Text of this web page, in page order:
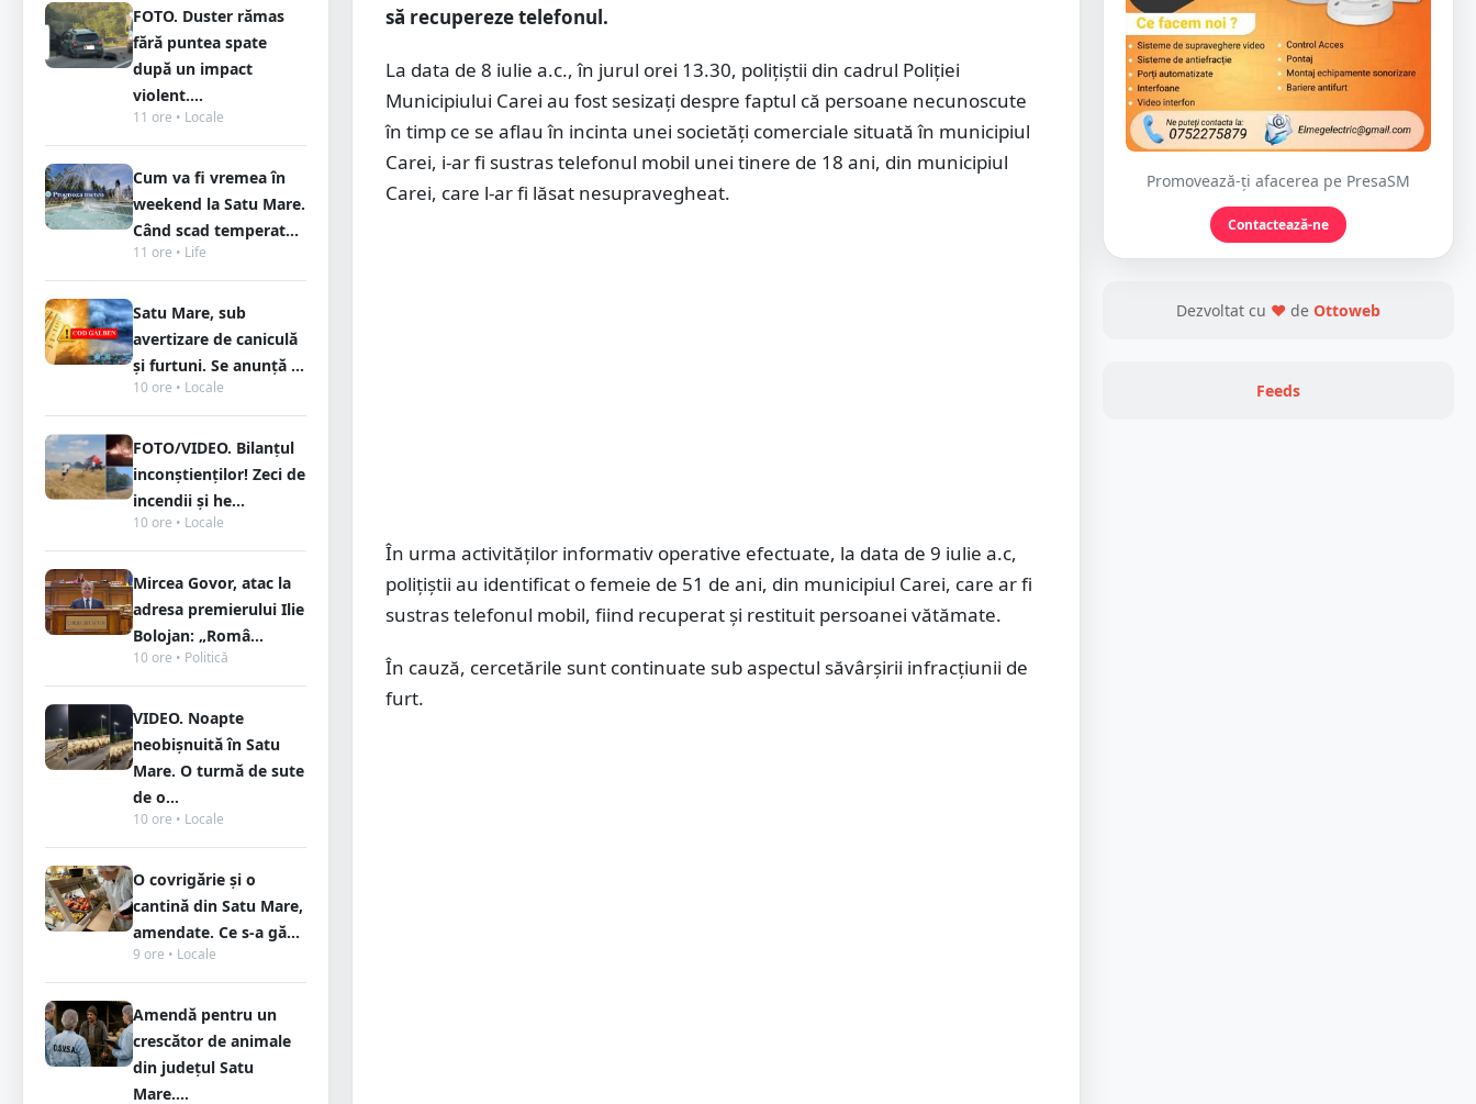
FOTO. Duster rămas
fără puntea spate
după un impact
violent....
11 ore • Locale
Cum va fi vremea în
weekend la Satu Mare.
Când scad temperat...
11 ore • Life
Satu Mare, sub
avertizare de caniculă
și furtuni. Se anunță ...
10 ore • Locale
FOTO/VIDEO. Bilanțul
inconștienților! Zeci de
incendii și he...
10 ore • Locale
Mircea Govor, atac la
adresa premierului Ilie
Bolojan: „Româ...
10 ore • Politică
VIDEO. Noapte
neobișnuită în Satu
Mare. O turmă de sute
de o...
10 ore • Locale
O covrigărie și o
cantină din Satu Mare,
amendate. Ce s-a gă...
9 ore • Locale
Amendă pentru un
crescător de animale
din județul Satu
Mare....
să recupereze telefonul.
La data de 8 iulie a.c., în jurul orei 13.30, polițiștii din cadrul Poliției
Municipiului Carei au fost sesizați despre faptul că persoane necunoscute
în timp ce se aflau în incinta unei societăți comerciale situată în municipiul
Carei, i-ar fi sustras telefonul mobil unei tinere de 18 ani, din municipiul
Carei, care l-ar fi lăsat nesupravegheat.
În urma activităților informativ operative efectuate, la data de 9 iulie a.c,
polițiștii au identificat o femeie de 51 de ani, din municipiul Carei, care ar fi
sustras telefonul mobil, fiind recuperat și restituit persoanei vătămate.
În cauză, cercetările sunt continuate sub aspectul săvârșirii infracțiunii de
furt.
Promovează-ți afacerea pe PresaSM
Contactează-ne
Dezvoltat cu ❤ de Ottoweb
Feeds